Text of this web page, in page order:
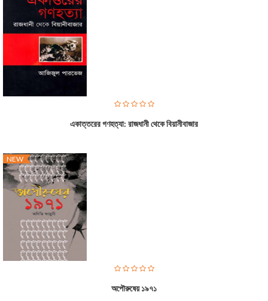
একাত্তরের গণহত্যা: রাজধানী থেকে বিয়ানীবাজার
NEW
অপৌরুষেয় ১৯৭১